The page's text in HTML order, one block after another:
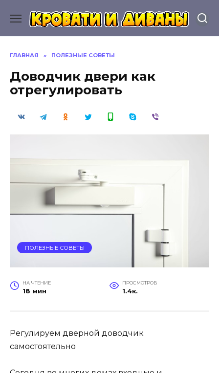
содержанию
ГЛАВНАЯ » ПОЛЕЗНЫЕ СОВЕТЫ
Доводчик двери как
отрегулировать
ПОЛЕЗНЫЕ СОВЕТЫ
НА ЧТЕНИЕ
18 мин
ПРОСМОТРОВ
1.4к.
Регулируем дверной доводчик
самостоятельно